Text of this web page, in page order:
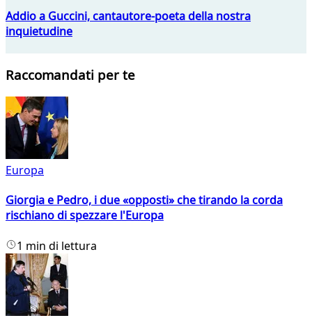
Addio a Guccini, cantautore-poeta della nostra
inquietudine
Raccomandati per te
Europa
Giorgia e Pedro, i due «opposti» che tirando la corda
rischiano di spezzare l'Europa
1 min di lettura